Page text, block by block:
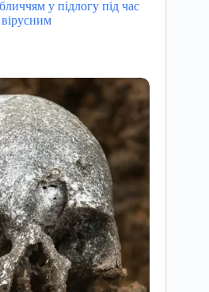
у підлогу під час
вірусним